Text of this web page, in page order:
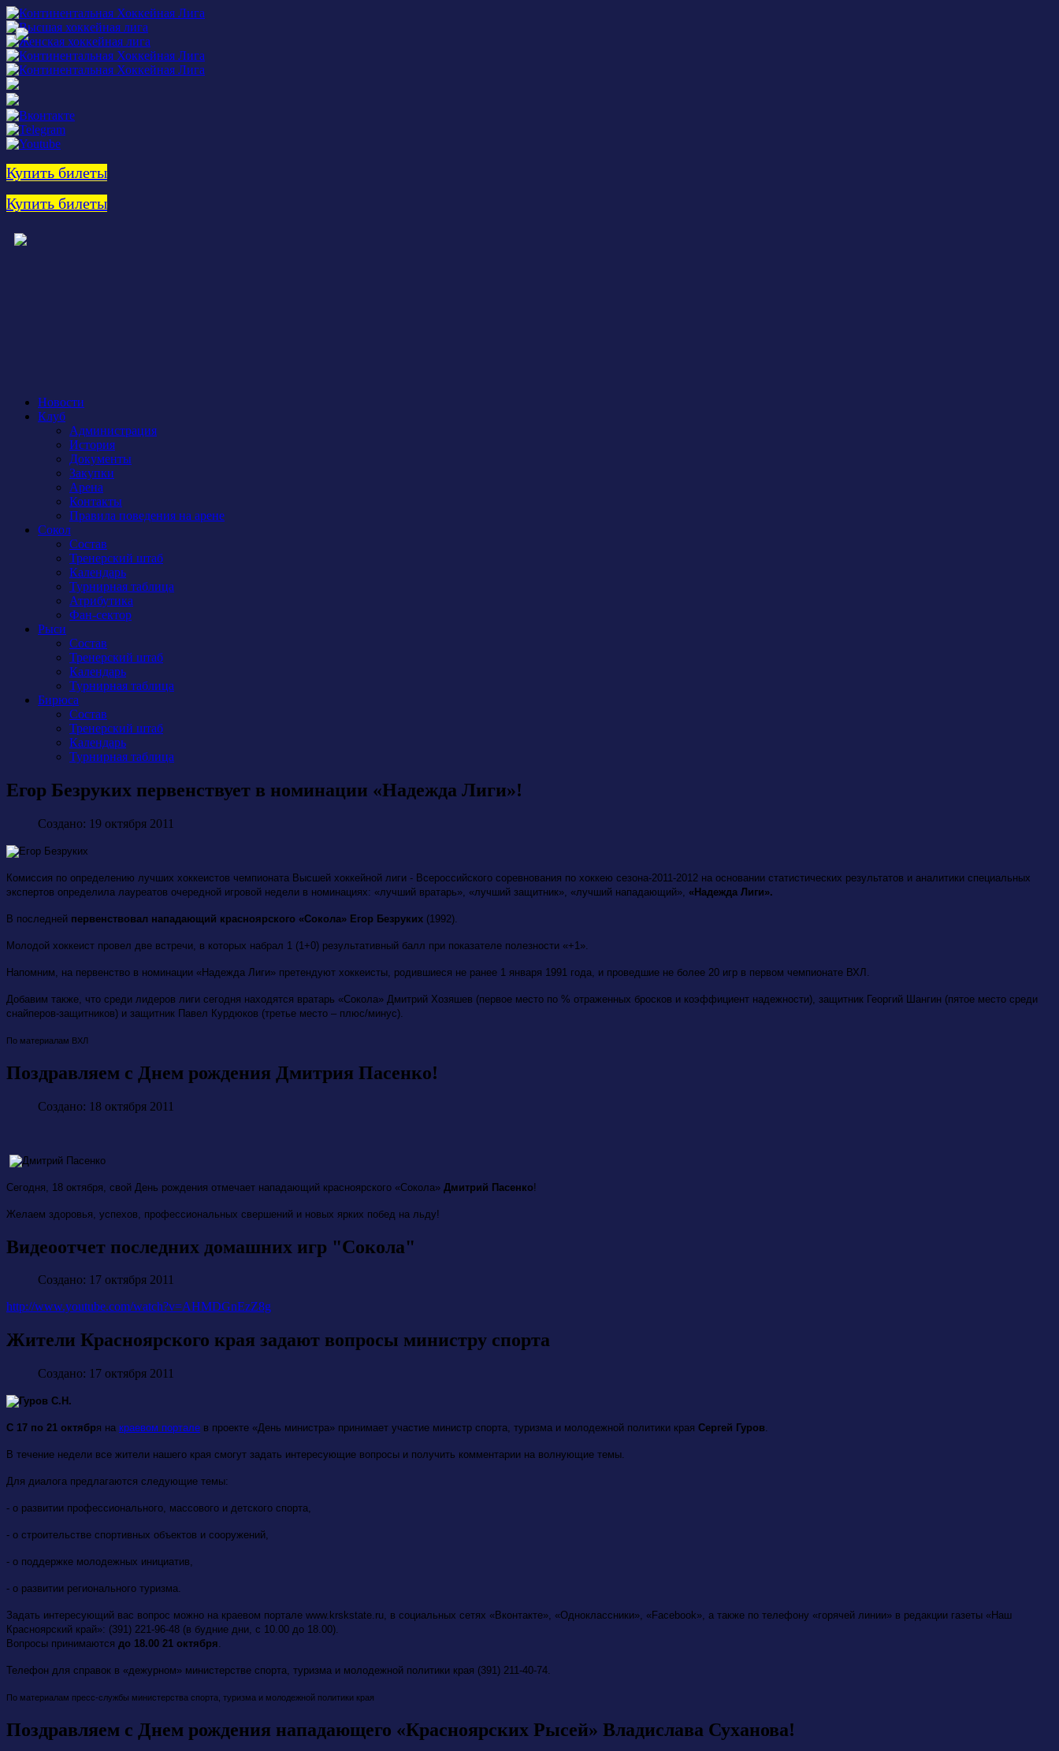
Купить билеты
Купить билеты
Новости
Клуб
Администрация
История
Документы
Закупки
Арена
Контакты
Правила поведения на арене
Сокол
Состав
Тренерский штаб
Календарь
Турнирная таблица
Атрибутика
Фан-сектор
Рыси
Состав
Тренерский штаб
Календарь
Турнирная таблица
Бирюса
Состав
Тренерский штаб
Календарь
Турнирная таблица
Егор Безруких первенствует в номинации «Надежда Лиги»!
Создано: 19 октября 2011
Комиссия по определению лучших хоккеистов чемпионата Высшей хоккейной лиги - Всероссийского соревнования по хоккею сезона-2011-2012 на основании статистических результатов и аналитики специальных
экспертов определила лауреатов очередной игровой недели в номинациях: «лучший вратарь», «лучший защитник», «лучший нападающий», «Надежда Лиги».
В последней первенствовал нападающий красноярского «Сокола» Егор Безруких (1992).
Молодой хоккеист провел две встречи, в которых набрал 1 (1+0) результативный балл при показателе полезности «+1».
Напомним, на первенство в номинации «Надежда Лиги» претендуют хоккеисты, родившиеся не ранее 1 января 1991 года, и проведшие не более 20 игр в первом чемпионате ВХЛ.
Добавим также, что среди лидеров лиги сегодня находятся вратарь «Сокола» Дмитрий Хозяшев (первое место по % отраженных бросков и коэффициент надежности), защитник Георгий Шангин (пятое место среди
снайперов-защитников) и защитник Павел Курдюков (третье место – плюс/минуc).
По материалам ВХЛ
Поздравляем с Днем рождения Дмитрия Пасенко!
Создано: 18 октября 2011
Сегодня, 18 октября, свой День рождения отмечает нападающий красноярского «Сокола» Дмитрий Пасенко!
Желаем здоровья, успехов, профессиональных свершений и новых ярких побед на льду!
Видеоотчет последних домашних игр "Сокола"
Создано: 17 октября 2011
http://www.youtube.com/watch?v=AHMDGnEzZ8g
Жители Красноярского края задают вопросы министру спорта
Создано: 17 октября 2011
С 17 по 21 октября на краевом портале в проекте «День министра» принимает участие министр спорта, туризма и молодежной политики края Сергей Гуров.
В течение недели все жители нашего края смогут задать интересующие вопросы и получить комментарии на волнующие темы.
Для диалога предлагаются следующие темы:
- о развитии профессионального, массового и детского спорта,
- о строительстве спортивных объектов и сооружений,
- о поддержке молодежных инициатив,
- о развитии регионального туризма.
Задать интересующий вас вопрос можно на краевом портале www.krskstate.ru, в социальных сетях «Вконтакте», «Одноклассники», «Facebook», а также по телефону «горячей линии» в редакции газеты «Наш
Красноярский край»: (391) 221-96-48 (в будние дни, с 10.00 до 18.00).
Вопросы принимаются до 18.00 21 октября.
Телефон для справок в «дежурном» министерстве спорта, туризма и молодежной политики края (391) 211-40-74.
По материалам пресс-службы министерства спорта, туризма и молодежной политики края
Поздравляем с Днем рождения нападающего «Красноярских Рысей» Владислава Суханова!